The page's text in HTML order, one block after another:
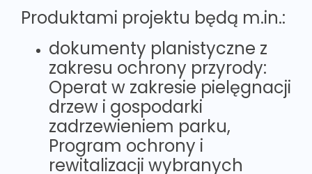
Produktami projektu będą m.in.:
dokumenty planistyczne z
zakresu ochrony przyrody:
Operat w zakresie pielęgnacji
drzew i gospodarki
zadrzewieniem parku,
Program ochrony i
rewitalizacji wybranych